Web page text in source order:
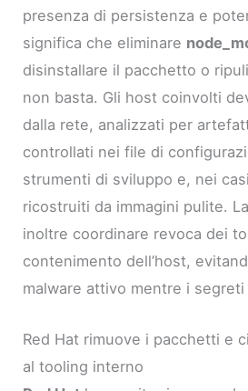
presenza di persistenza e
significa che eliminare
disinstallare il pacchetto o
non basta. Gli host coinvolti
dalla rete, analizzati per
controllati nei file di
strumenti di sviluppo e, nei
ricostruiti da immagini pulite.
inoltre coordinare revoca dei
contenimento dell’host,
malware attivo mentre i
Red Hat rimuove i pacchetti e
al tooling interno